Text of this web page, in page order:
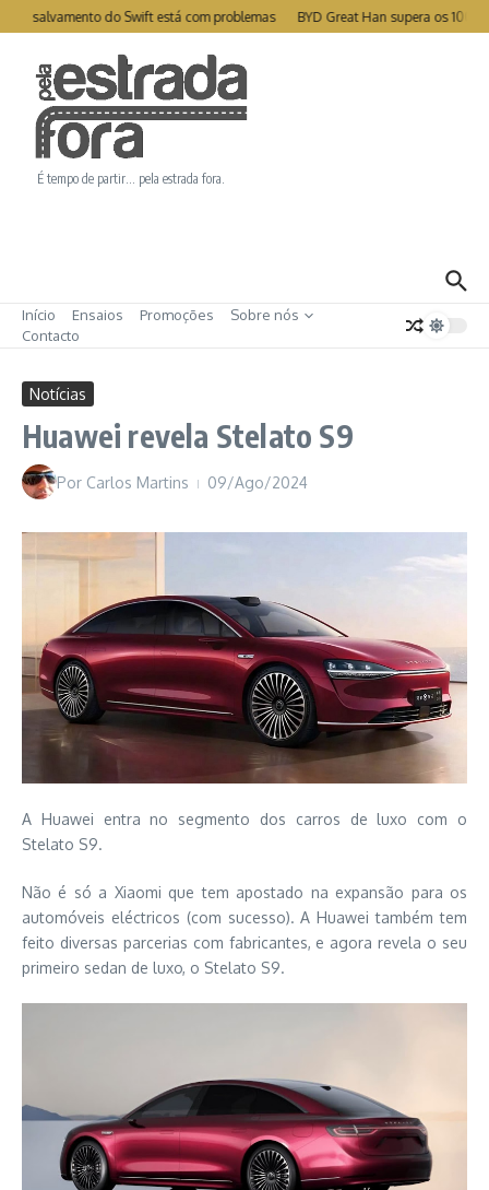
Ir para o conteúdo
de salvamento do Swift está com problemas BYD Great Han supera os 1000km
É tempo de partir… pela estrada fora.
Início Ensaios Promoções
Sobre nós
Contacto
Notícias
Huawei revela Stelato S9
Por Carlos Martins 09/Ago/2024
A Huawei entra no segmento dos carros de luxo com o
Stelato S9.
Não é só a Xiaomi que tem apostado na expansão para os
automóveis eléctricos (com sucesso). A Huawei também tem
feito diversas parcerias com fabricantes, e agora revela o seu
primeiro sedan de luxo, o Stelato S9.